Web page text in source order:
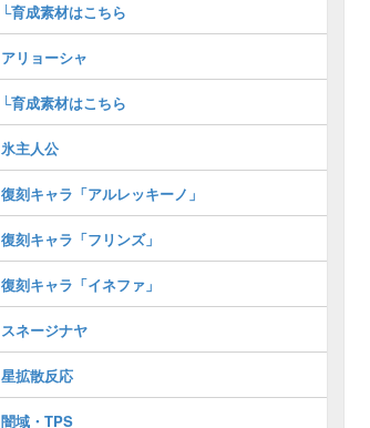
└育成素材はこちら
アリョーシャ
└育成素材はこちら
氷主人公
復刻キャラ「アルレッキーノ」
復刻キャラ「フリンズ」
復刻キャラ「イネファ」
スネージナヤ
星拡散反応
闇域・TPS